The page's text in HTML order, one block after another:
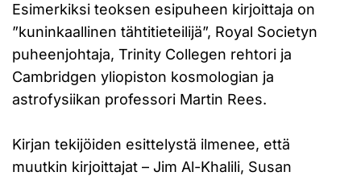
Esimerkiksi teoksen esipuheen kirjoittaja on
”kuninkaallinen tähtitieteilijä”, Royal Societyn
puheenjohtaja, Trinity Collegen rehtori ja
Cambridgen yliopiston kosmologian ja
astrofysiikan professori Martin Rees.
Kirjan tekijöiden esittelystä ilmenee, että
muutkin kirjoittajat – Jim Al-Khalili, Susan